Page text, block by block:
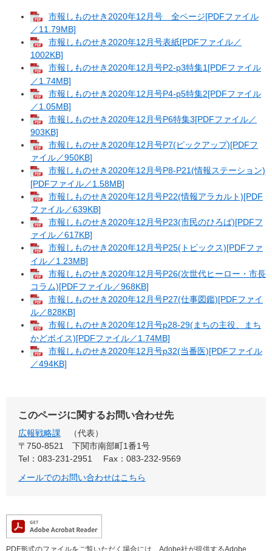
市報しものせき2020年12月号 全ページ[PDFファイル
／11.79MB]
市報しものせき2020年12月号表紙[PDFファイル／
1002KB]
市報しものせき2020年12月号P2-p3特集1[PDFファイル
／1.74MB]
市報しものせき2020年12月号P4-p5特集2[PDFファイル
／1.05MB]
市報しものせき2020年12月号P6特集3[PDFファイル／
903KB]
市報しものせき2020年12月号P7(ピックアップ)[PDFフ
ァイル／950KB]
市報しものせき2020年12月号P8-P21(情報ステーション)
[PDFファイル／1.58MB]
市報しものせき2020年12月号P22(情報アラカルト)[PDF
ファイル／639KB]
市報しものせき2020年12月号P23(市民のひろば)[PDFフ
ァイル／617KB]
市報しものせき2020年12月号P25(トピックス)[PDFファ
イル／1.23MB]
市報しものせき2020年12月号P26(次世代ヒーロー・市長
コラム)[PDFファイル／968KB]
市報しものせき2020年12月号P27(仕事図鑑)[PDFファイ
ル／828KB]
市報しものせき2020年12月号p28-29(まちの主役、まち
かどボイス)[PDFファイル／1.74MB]
市報しものせき2020年12月号p32(当番医)[PDFファイル
／494KB]
このページに関するお問い合わせ先
広報戦略課
代表
〒750-8521
下関市南部町1番1号
Tel：083-231-2951
Fax：083-232-9569
メールでのお問い合わせはこちら
PDF形式のファイルをご覧いただく場合には、Adobe社が提供するAdobe